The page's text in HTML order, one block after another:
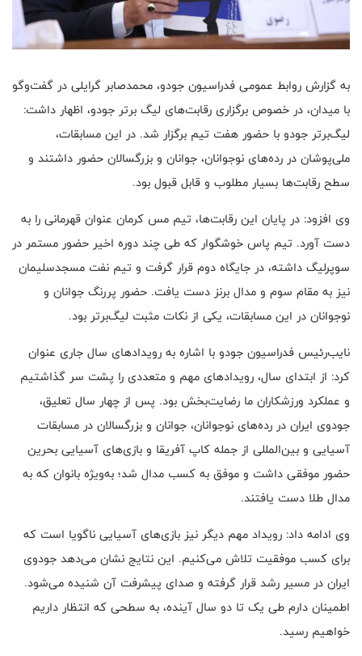
به گزارش روابط عمومی فدراسیون جودو، محمدصابر گرایلی در گفت‌وگو
با میدان، در خصوص برگزاری رقابت‌های لیگ برتر جودو، اظهار داشت:
لیگ‌برتر جودو با حضور هفت تیم برگزار شد. در این مسابقات،
ملی‌پوشان در رده‌های نوجوانان، جوانان و بزرگسالان حضور داشتند و
سطح رقابت‌ها بسیار مطلوب و قابل قبول بود.
وی افزود: در پایان این رقابت‌ها، تیم مس کرمان عنوان قهرمانی را به
دست آورد. تیم پاس خوشگوار که طی چند دوره اخیر حضور مستمر در
سوپرلیگ داشته، در جایگاه دوم قرار گرفت و تیم نفت مسجدسلیمان
نیز به مقام سوم و مدال برنز دست یافت. حضور پررنگ جوانان و
نوجوانان در این مسابقات، یکی از نکات مثبت لیگ‌برتر بود.
نایب‌رئیس فدراسیون جودو با اشاره به رویدادهای سال جاری عنوان
کرد: از ابتدای سال، رویدادهای مهم و متعددی را پشت سر گذاشتیم
و عملکرد ورزشکاران ما رضایت‌بخش بود. پس از چهار سال تعلیق،
جودوی ایران در رده‌های نوجوانان، جوانان و بزرگسالان در مسابقات
آسیایی و بین‌المللی از جمله کاپ آفریقا و بازی‌های آسیایی بحرین
حضور موفقی داشت و موفق به کسب مدال شد؛ به‌ویژه بانوان که به
مدال طلا دست یافتند.
وی ادامه داد: رویداد مهم دیگر نیز بازی‌های آسیایی ناگویا است که
برای کسب موفقیت تلاش می‌کنیم. این نتایج نشان می‌دهد جودوی
ایران در مسیر رشد قرار گرفته و صدای پیشرفت آن شنیده می‌شود.
اطمینان دارم طی یک تا دو سال آینده، به سطحی که انتظار داریم
خواهیم رسید.